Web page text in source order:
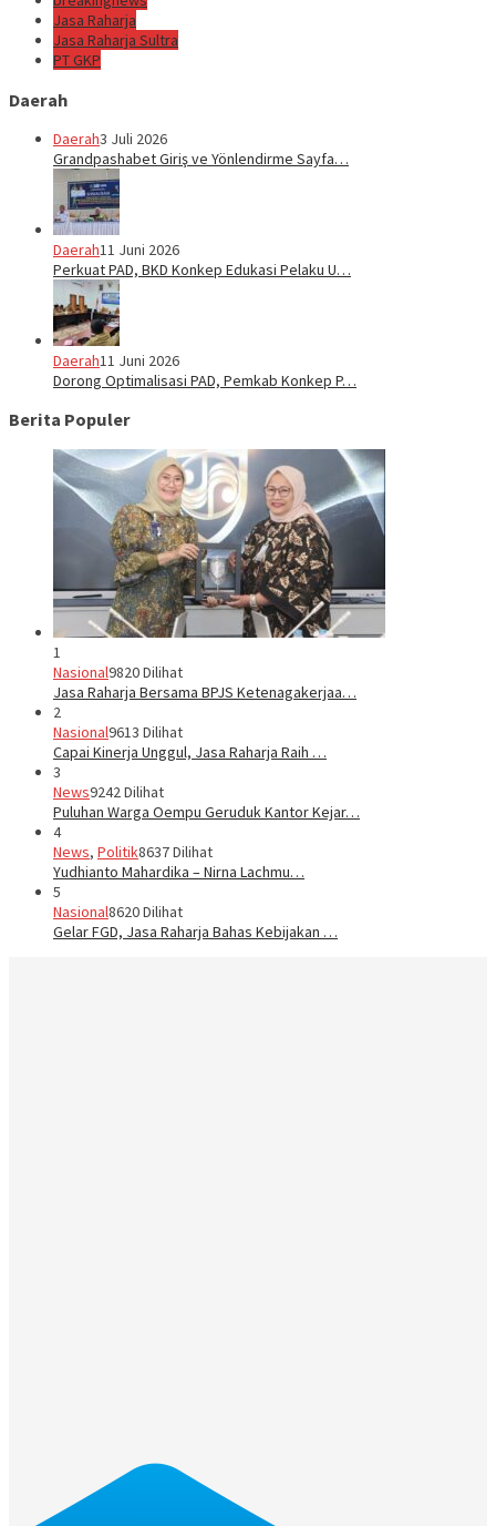
Jasa Raharja
Jasa Raharja Sultra
PT GKP
Daerah
Daerah3 Juli 2026
Grandpashabet Giriş ve Yönlendirme Sayfa…
Daerah11 Juni 2026
Perkuat PAD, BKD Konkep Edukasi Pelaku U…
Daerah11 Juni 2026
Dorong Optimalisasi PAD, Pemkab Konkep P…
Berita Populer
1
Nasional9820 Dilihat
Jasa Raharja Bersama BPJS Ketenagakerjaa…
2
Nasional9613 Dilihat
Capai Kinerja Unggul, Jasa Raharja Raih …
3
News9242 Dilihat
Puluhan Warga Oempu Geruduk Kantor Kejar…
4
News, Politik8637 Dilihat
Yudhianto Mahardika – Nirna Lachmu…
5
Nasional8620 Dilihat
Gelar FGD, Jasa Raharja Bahas Kebijakan …